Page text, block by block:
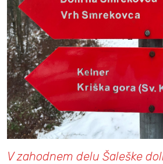
V zahodnem delu Šaleške